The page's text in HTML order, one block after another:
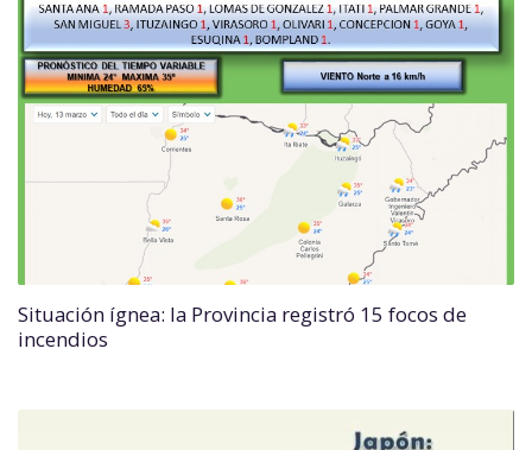
Situación ígnea: la Provincia registró 15 focos de
incendios